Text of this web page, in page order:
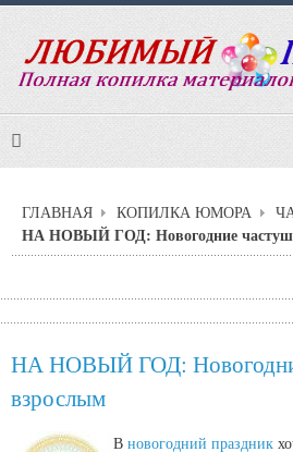
ГЛАВНАЯ КОПИЛКА ЮМОРА
НА НОВЫЙ ГОД: Новогодние
НА НОВЫЙ ГОД:
взрослым
В новогодний праздник